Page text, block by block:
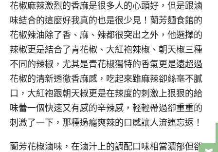
花椒麻辣激烈的香麻是很多人的心頭好，但是跟滷
味結合的這麼好我真的也是很少見！蘭芳麵食館的
花椒辣油除了香、麻、辣都很突出之外，他選擇的
辣椒更是結合了青花椒、大紅袍辣椒、朝天椒三種
不同的辣椒，尤其是青花椒獨特的香氣更是遠超過
花椒的清新透徹香麻感，吃起來雖麻辣卻絲毫不膩
口，大紅袍跟朝天椒更是在辣度的刺激上狠狠的給
味蕾一個快速又有感的辛辣感，輕輕帶過卻重重的
刺激了一下，那種過癮爽辣的口感讓人流連忘返！
蘭芳花椒滷味，在滷汁上的調配口味相當濃郁但卻